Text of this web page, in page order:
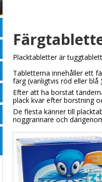
Placktabletter är
Tabletterna innehåller ett
färg (vanligtvis röd eller blå )
Efter att ha borstat
plack kvar efter borstning
De flesta känner till
noggrannare och